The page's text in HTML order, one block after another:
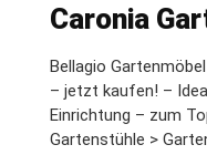
Caronia
Bellagio
– jetzt kaufen! –
Einrichtung – zum
Gartenstühle >